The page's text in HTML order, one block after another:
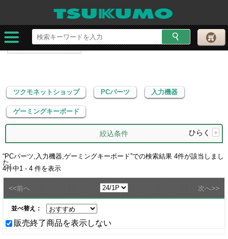
ツクモネットショップ PCパーツ
ゲーミングキーボード
ツクモネットショップ PCパーツ 入力機器
ゲーミングキーボード
絞込条件 ひらく +
“PCパーツ,入力機器,ゲーミングキーボード”での検索結果 4件が該当しまし
た。
4件中1 - 4 件を表示
<<前へ 次へ>>
並べ替え：
販売終了商品を表示しない